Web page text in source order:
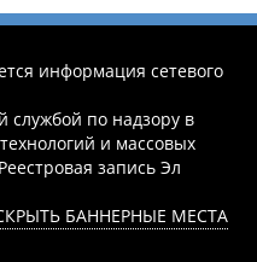
информация сетевого
службой по надзору в
и массовых
запись Эл
БАННЕРНЫЕ МЕСТА